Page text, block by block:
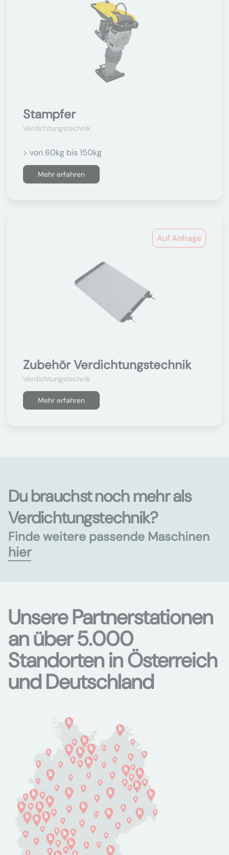
Stampfer
Verdichtungstechnik
> von 60kg bis 150kg
Mehr erfahren
Auf Anfrage
Zubehör Verdichtungstechnik
Verdichtungstechnik
Mehr erfahren
Du brauchst noch mehr als
Verdichtungstechnik?
Finde weitere passende Maschinen
hier
Unsere Partnerstationen
an über 5.000
Standorten in Österreich
und Deutschland